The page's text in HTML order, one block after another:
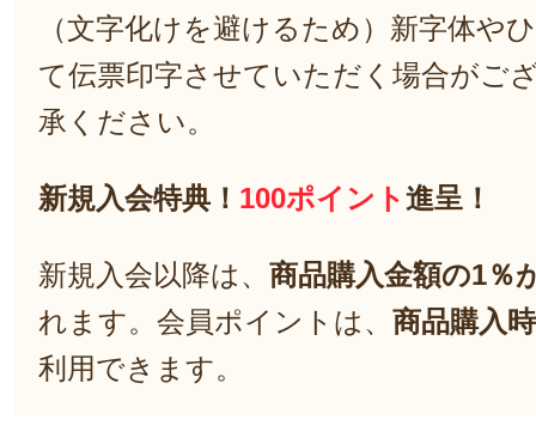
（文字化けを避けるため）新字体や
て伝票印字させていただく場合がご
承ください。
新規入会特典！ 100ポイント進呈！
新規入会以降は、 商品購入金額の1％
れます。会員ポイントは、 商品購入
利用できます。